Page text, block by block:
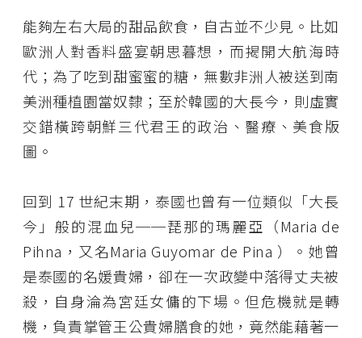
能夠左右大局的甜品飲食，自古並不少見。比如
歐洲人對香料盛宴朝思暮想，而揭開大航海時
代；為了吃到甜蜜蜜的糖，無數非洲人被送到南
美洲種植園當奴隸；至於韓國的大長今，則虛實
交錯橫跨朝鮮三代君王的政治、醫療、美食版
圖。
回到 17 世紀末期，泰國也曾有一位類似「大長
今」般的混血兒──琵那的瑪麗亞（Maria de
Pihna，又名Maria Guyomar de Pina ）。她曾
是泰國的名媛貴婦，卻在一次政變中落得丈夫被
殺，自身淪為宮廷女傭的下場。但危機就是轉
機，負責掌管王公貴婦膳食的她，竟然能藉著一